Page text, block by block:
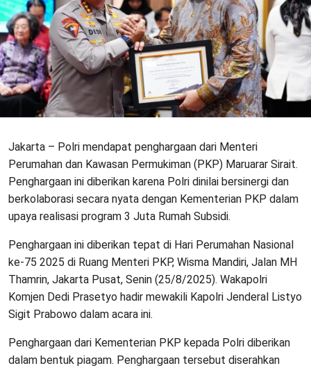
Jakarta – Polri mendapat penghargaan dari Menteri
Perumahan dan Kawasan Permukiman (PKP) Maruarar Sirait.
Penghargaan ini diberikan karena Polri dinilai bersinergi dan
berkolaborasi secara nyata dengan Kementerian PKP dalam
upaya realisasi program 3 Juta Rumah Subsidi.
Penghargaan ini diberikan tepat di Hari Perumahan Nasional
ke-75 2025 di Ruang Menteri PKP, Wisma Mandiri, Jalan MH
Thamrin, Jakarta Pusat, Senin (25/8/2025). Wakapolri
Komjen Dedi Prasetyo hadir mewakili Kapolri Jenderal Listyo
Sigit Prabowo dalam acara ini.
Penghargaan dari Kementerian PKP kepada Polri diberikan
dalam bentuk piagam. Penghargaan tersebut diserahkan